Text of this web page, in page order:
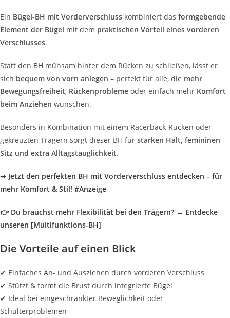
Ein Bügel-BH mit Vorderverschluss kombiniert das formgebende
Element der Bügel mit dem praktischen Vorteil eines vorderen
Verschlusses.
Statt den BH mühsam hinter dem Rücken zu schließen, lässt er
sich bequem von vorn anlegen – perfekt für alle, die mehr
Bewegungsfreiheit, Rückenprobleme oder einfach mehr Komfort
beim Anziehen wünschen.
Besonders in Kombination mit einem Racerback-Rücken oder
gekreuzten Trägern sorgt dieser BH für starken Halt, femininen
Sitz und extra Alltagstauglichkeit.
➡ Jetzt den perfekten BH mit Vorderverschluss entdecken – für
mehr Komfort & Stil! #Anzeige
👉 Du brauchst mehr Flexibilität bei den Trägern? → Entdecke
unseren [Multifunktions-BH]
Die Vorteile auf einen Blick
✔ Einfaches An- und Ausziehen durch vorderen Verschluss
✔ Stützt & formt die Brust durch integrierte Bügel
✔ Ideal bei eingeschränkter Beweglichkeit oder
Schulterproblemen